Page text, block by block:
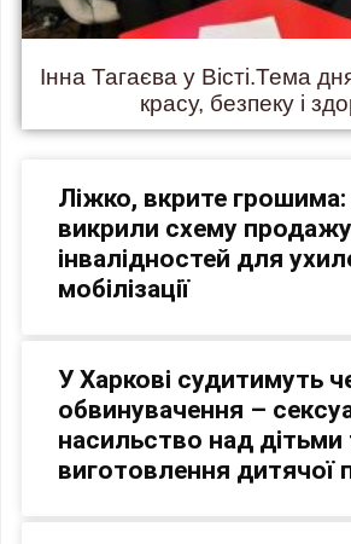
Інна Тагаєва у Вісті.Тема
красу, безпеку і
Ліжко, вкрите грошима:
викрили схему
інвалідностей для
мобілізації
У Харкові судитимуть
обвинувачення –
насильство над дітьми
виготовлення дитячої